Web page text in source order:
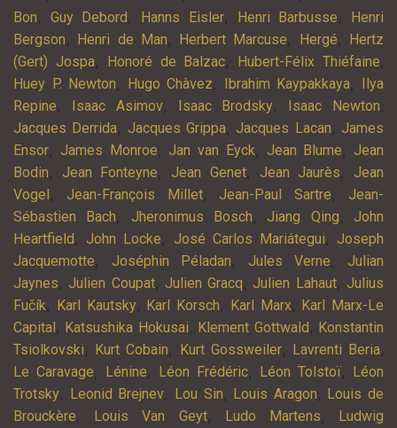
Bon, Guy Debord , Hanns Eisler, Henri Barbusse,
Henri
Bergson, Henri de Man, Herbert Marcuse, Hergé,
Hertz
(Gert) Jospa, Honoré de Balzac, Hubert-Félix Thiéfaine,
Huey P. Newton, Hugo Chàvez, Ibrahim Kaypakkaya,
Ilya
Repine, Isaac Asimov, Isaac Brodsky, Isaac Newton,
Jacques Derrida, Jacques Grippa, Jacques Lacan, James
Ensor, James Monroe, Jan van Eyck, Jean Blume, Jean
Bodin, Jean Fonteyne, Jean Genet, Jean Jaurès, Jean
Vogel , Jean-François Millet, Jean-Paul Sartre, Jean-
Sébastien Bach, Jheronimus Bosch, Jiang Qing, John
Heartfield , John Locke, José Carlos Mariátegui, Joseph
Jacquemotte, Joséphin Péladan, Jules Verne, Julian
Jaynes, Julien Coupat, Julien Gracq, Julien Lahaut, Julius
Fučík, Karl Kautsky, Karl Korsch, Karl Marx, Karl Marx-Le
Capital , Katsushika Hokusai, Klement Gottwald , Konstantin
Tsiolkovski, Kurt Cobain, Kurt Gossweiler, Lavrenti Beria,
Le Caravage, Lénine, Léon Frédéric, Léon Tolstoï,
Léon
Trotsky, Leonid Brejnev, Lou Sin, Louis Aragon, Louis de
Brouckère, Louis Van Geyt, Ludo Martens,
Ludwig